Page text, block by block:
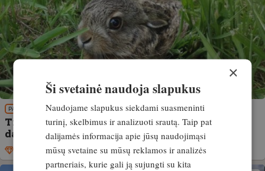
PATIRTIS
Trys laukinių gyvūnų rūšys, kurių jaunikliai
dažniausiai atsiduria globos įstaigose
Išskirtinis 20. balandis, 2025
×
Ši svetainė naudoja slapukus
Naudojame slapukus siekdami suasmeninti
turinį, skelbimus ir analizuoti srautą. Taip pat
dalijamės informacija apie jūsų naudojimąsi
mūsų svetaine su mūsų reklamos ir analizės
partneriais, kurie gali ją sujungti su kita